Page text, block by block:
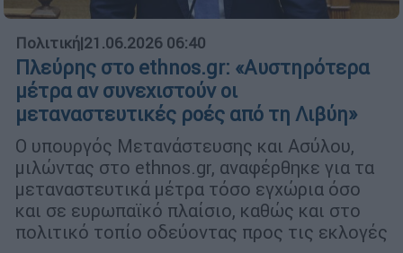
Πολιτική|21.06.2026 06:40
Πλεύρης στο ethnos.gr: «Αυστηρότερα
μέτρα αν συνεχιστούν οι
μεταναστευτικές ροές από τη Λιβύη»
Ο υπουργός Μετανάστευσης και Ασύλου,
μιλώντας στο ethnos.gr, αναφέρθηκε για τα
μεταναστευτικά μέτρα τόσο εγχώρια όσο
και σε ευρωπαϊκό πλαίσιο, καθώς και στο
πολιτικό τοπίο οδεύοντας προς τις εκλογές